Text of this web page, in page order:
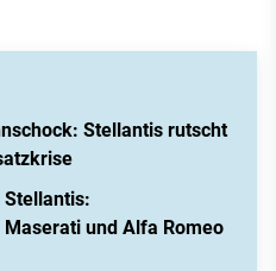
Stellantis rutscht
und Alfa Romeo